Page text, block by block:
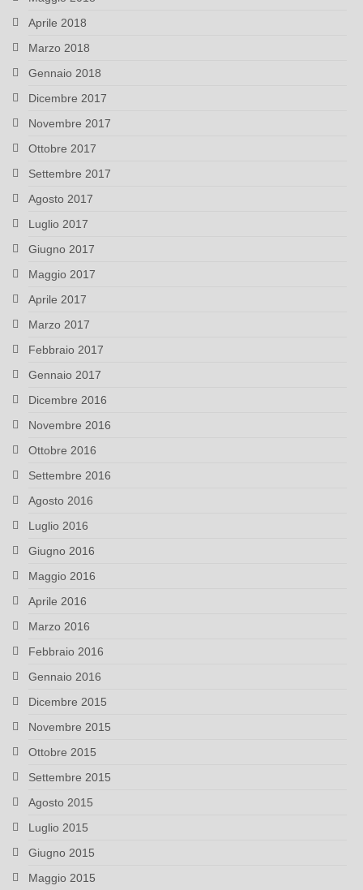
Aprile 2018
Marzo 2018
Gennaio 2018
Dicembre 2017
Novembre 2017
Ottobre 2017
Settembre 2017
Agosto 2017
Luglio 2017
Giugno 2017
Maggio 2017
Aprile 2017
Marzo 2017
Febbraio 2017
Gennaio 2017
Dicembre 2016
Novembre 2016
Ottobre 2016
Settembre 2016
Agosto 2016
Luglio 2016
Giugno 2016
Maggio 2016
Aprile 2016
Marzo 2016
Febbraio 2016
Gennaio 2016
Dicembre 2015
Novembre 2015
Ottobre 2015
Settembre 2015
Agosto 2015
Luglio 2015
Giugno 2015
Maggio 2015